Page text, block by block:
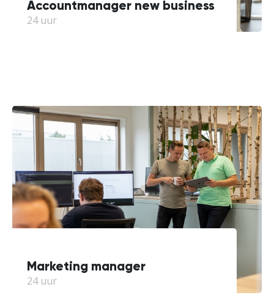
Accountmanager new business
24 uur
Marketing manager
24 uur